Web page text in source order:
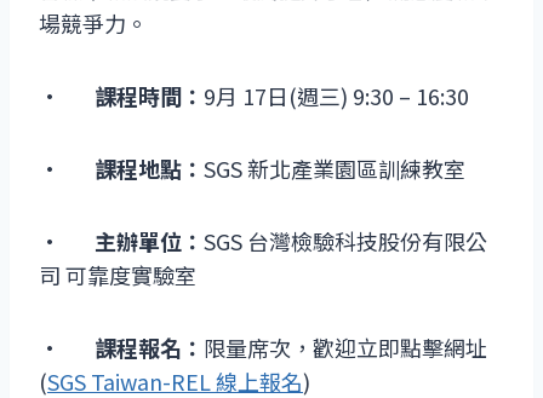
場競爭力。
· 課程時間： 9月 17日(週三) 9:30 – 16:30
· 課程地點： SGS 新北產業園區訓練教室
· 主辦單位： SGS 台灣檢驗科技股份有限公
司 可靠度實驗室
· 課程報名： 限量席次，歡迎立即點擊網址
(SGS Taiwan-REL 線上報名)